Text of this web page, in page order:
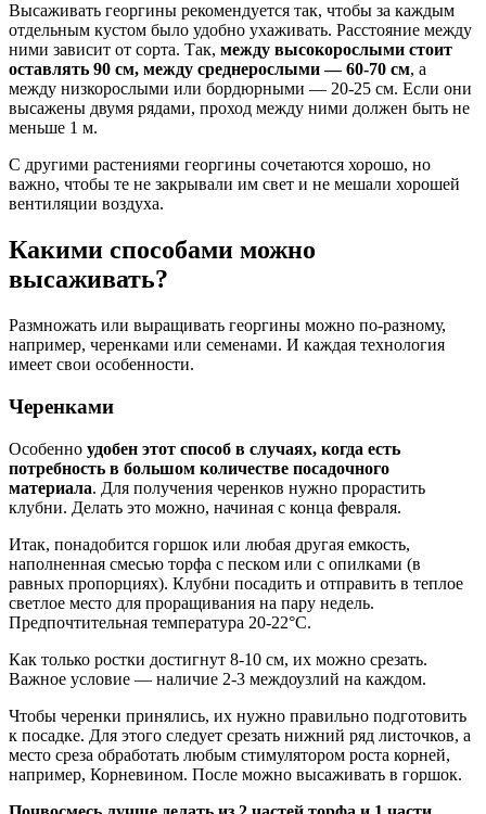
Высаживать георгины рекомендуется так, чтобы за каждым
отдельным кустом было удобно ухаживать. Расстояние между
ними зависит от сорта. Так, между высокорослыми стоит
оставлять 90 см, между среднерослыми — 60-70 см, а
между низкорослыми или бордюрными — 20-25 см. Если они
высажены двумя рядами, проход между ними должен быть не
меньше 1 м.
С другими растениями георгины сочетаются хорошо, но
важно, чтобы те не закрывали им свет и не мешали хорошей
вентиляции воздуха.
Какими способами можно
высаживать?
Размножать или выращивать георгины можно по-разному,
например, черенками или семенами. И каждая технология
имеет свои особенности.
Черенками
Особенно удобен этот способ в случаях, когда есть
потребность в большом количестве посадочного
материала. Для получения черенков нужно прорастить
клубни. Делать это можно, начиная с конца февраля.
Итак, понадобится горшок или любая другая емкость,
наполненная смесью торфа с песком или с опилками (в
равных пропорциях). Клубни посадить и отправить в теплое
светлое место для проращивания на пару недель.
Предпочтительная температура 20-22°С.
Как только ростки достигнут 8-10 см, их можно срезать.
Важное условие — наличие 2-3 междоузлий на каждом.
Чтобы черенки принялись, их нужно правильно подготовить
к посадке. Для этого следует срезать нижний ряд листочков, а
место среза обработать любым стимулятором роста корней,
например, Корневином. После можно высаживать в горшок.